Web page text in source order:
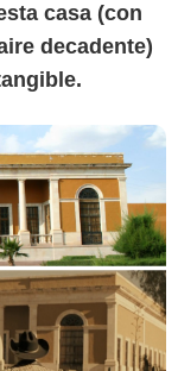
casa (con
decadente)